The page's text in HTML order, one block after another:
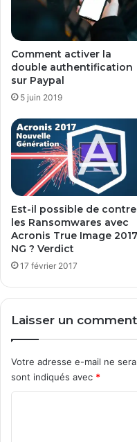
Comment activer la
double authentification
sur Paypal
5 juin 2019
Est-il possible de
les Ransomwares avec
Acronis True Image 2017
NG ? Verdict
17 février 2017
Laisser un
Votre adresse e-mail ne
sont indiqués avec *